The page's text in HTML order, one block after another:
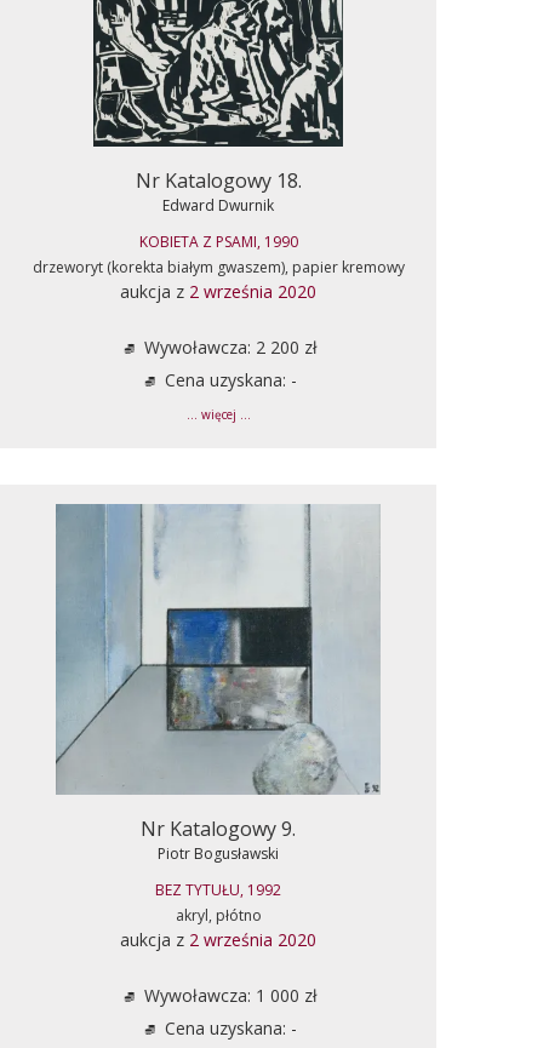
Nr Katalogowy 18.
Edward Dwurnik
KOBIETA Z PSAMI, 1990
drzeworyt (korekta białym gwaszem), papier kremowy
aukcja z 2 września 2020
Wywoławcza: 2 200 zł
Cena uzyskana: -
... więcej ...
Nr Katalogowy 9.
Piotr Bogusławski
BEZ TYTUŁU, 1992
akryl, płótno
aukcja z 2 września 2020
Wywoławcza: 1 000 zł
Cena uzyskana: -